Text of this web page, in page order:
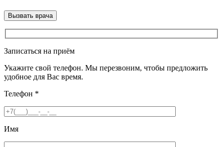
Записаться на приём
Укажите свой телефон. Мы перезвоним, чтобы предложить
удобное для Вас время.
Телефон *
Имя